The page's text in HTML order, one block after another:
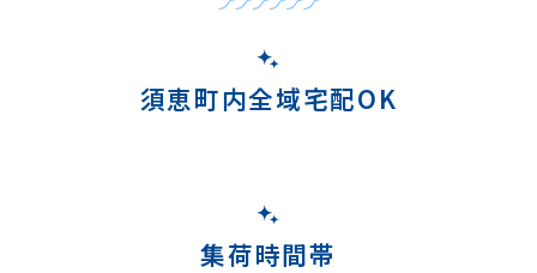
須恵町内全域宅配OK
集荷時間帯